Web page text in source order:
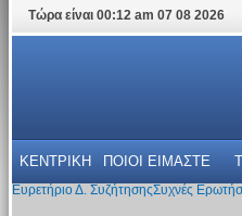
Τώρα είναι 00:12 am 07 08 2026
ΚΕΝΤΡΙΚΗ ΠΟΙΟΙ ΕΙΜΑΣΤΕ
Ευρετήριο Δ. ΣυζήτησηςΣυχνές